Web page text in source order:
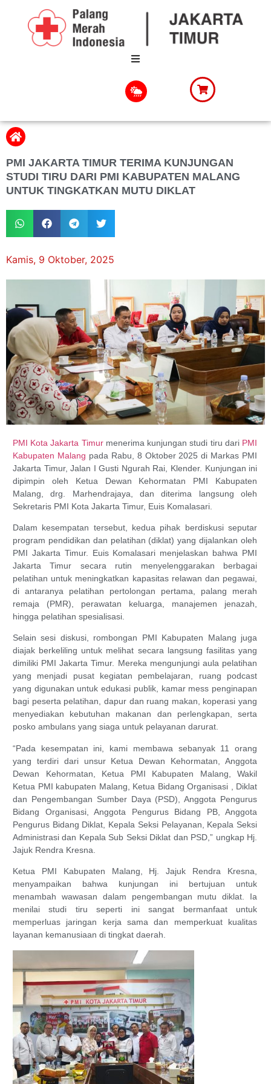
PMI JAKARTA TIMUR TERIMA KUNJUNGAN
STUDI TIRU DARI PMI KABUPATEN MALANG
UNTUK TINGKATKAN MUTU DIKLAT
Kamis, 9 Oktober, 2025
PMI Kota Jakarta Timurmenerima kunjungan studi tiru dari PMI
Kabupaten Malang pada Rabu, 8 Oktober 2025 di Markas PMI
Jakarta Timur, Jalan I Gusti Ngurah Rai, Klender. Kunjungan ini
dipimpin oleh Ketua Dewan Kehormatan PMI Kabupaten
Malang, drg. Marhendrajaya, dan diterima langsung oleh
Sekretaris PMI Kota Jakarta Timur, Euis Komalasari.
Dalam kesempatan tersebut, kedua pihak berdiskusi seputar
program pendidikan dan pelatihan (diklat) yang dijalankan oleh
PMI Jakarta Timur. Euis Komalasari menjelaskan bahwa PMI
Jakarta Timur secara rutin menyelenggarakan berbagai
pelatihan untuk meningkatkan kapasitas relawan dan pegawai,
di antaranya pelatihan pertolongan pertama, palang merah
remaja (PMR), perawatan keluarga, manajemen jenazah,
hingga pelatihan spesialisasi.
Selain sesi diskusi, rombongan PMI Kabupaten Malang juga
diajak berkeliling untuk melihat secara langsung fasilitas yang
dimiliki PMI Jakarta Timur. Mereka mengunjungi aula pelatihan
yang menjadi pusat kegiatan pembelajaran, ruang podcast
yang digunakan untuk edukasi publik, kamar mess penginapan
bagi peserta pelatihan, dapur dan ruang makan, koperasi yang
menyediakan kebutuhan makanan dan perlengkapan, serta
posko ambulans yang siaga untuk pelayanan darurat.
“Pada kesempatan ini, kami membawa sebanyak 11 orang
yang terdiri dari unsur Ketua Dewan Kehormatan, Anggota
Dewan Kehormatan, Ketua PMI Kabupaten Malang, Wakil
Ketua PMI kabupaten Malang, Ketua Bidang Organisasi , Diklat
dan Pengembangan Sumber Daya (PSD), Anggota Pengurus
Bidang Organisasi, Anggota Pengurus Bidang PB, Anggota
Pengurus Bidang Diklat, Kepala Seksi Pelayanan, Kepala Seksi
Administrasi dan Kepala Sub Seksi Diklat dan PSD,” ungkap Hj.
Jajuk Rendra Kresna.
Ketua PMI Kabupaten Malang, Hj. Jajuk Rendra Kresna,
menyampaikan bahwa kunjungan ini bertujuan untuk
menambah wawasan dalam pengembangan mutu diklat. Ia
menilai studi tiru seperti ini sangat bermanfaat untuk
memperluas jaringan kerja sama dan memperkuat kualitas
layanan kemanusiaan di tingkat daerah.